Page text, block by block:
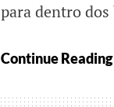
para dentro
Continue Reading